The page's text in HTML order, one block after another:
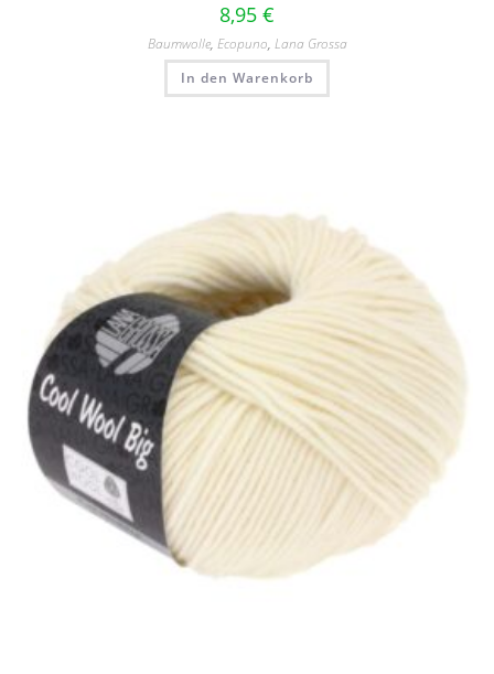
8,95 €
Baumwolle, Ecopuno, Lana Grossa
In den Warenkorb